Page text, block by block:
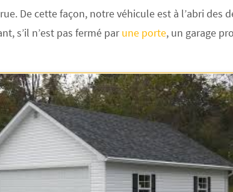
De cette façon, notre véhicule est à l’abri
s’il n’est pas fermé parune porte, un garage